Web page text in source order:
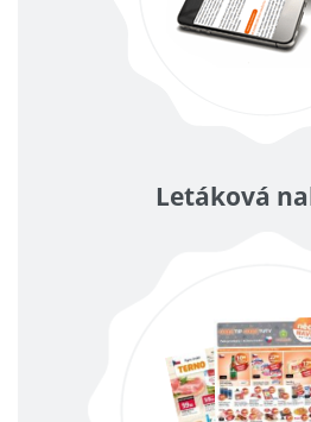
Letáková